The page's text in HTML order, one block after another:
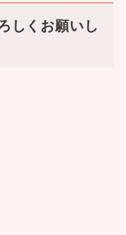
しくお願いし